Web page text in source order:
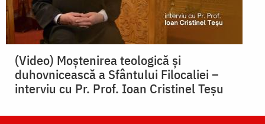
(Video) Moștenirea teologică și
duhovnicească a Sfântului Filocaliei –
interviu cu Pr. Prof. Ioan Cristinel Teşu